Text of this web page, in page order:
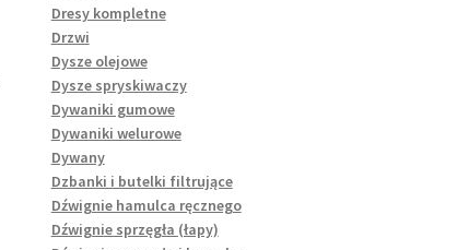
Dresy kompletne
Drzwi
Dysze olejowe
Dysze spryskiwaczy
Dywaniki gumowe
Dywaniki welurowe
Dywany
Dzbanki i butelki filtrujące
Dźwignie hamulca ręcznego
Dźwignie sprzęgła (łapy)